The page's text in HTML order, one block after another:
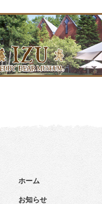
ホーム
お知らせ